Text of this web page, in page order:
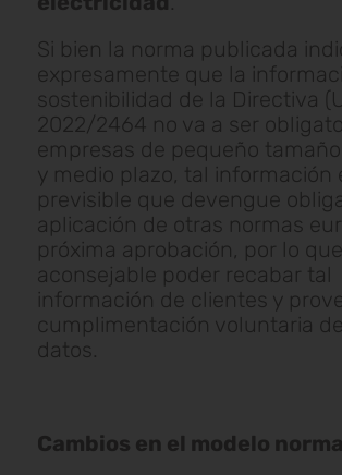
Si bien la norma publicada
expresamente que la
sostenibilidad de la Directiva
2022/2464 no va a ser
empresas de pequeño
y medio plazo, tal información
previsible que devengue
aplicación de otras normas
próxima aprobación, por lo
aconsejable poder recabar tal
información de clientes y
cumplimentación voluntaria
datos.
Cambios en el modelo